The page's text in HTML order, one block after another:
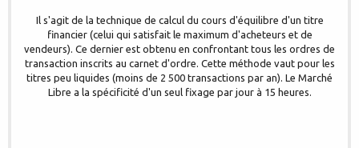
Il s'agit de la technique de calcul du cours d'équilibre d'un titre
financier (celui qui satisfait le maximum d'acheteurs et de
vendeurs). Ce dernier est obtenu en confrontant tous les ordres de
transaction inscrits au carnet d'ordre. Cette méthode vaut pour les
titres peu liquides (moins de 2 500 transactions par an). Le Marché
Libre a la spécificité d'un seul fixage par jour à 15 heures.